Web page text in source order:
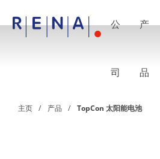
公
司
产
品
RENA Shanghai
主页 产品 TopCon 太阳能电池